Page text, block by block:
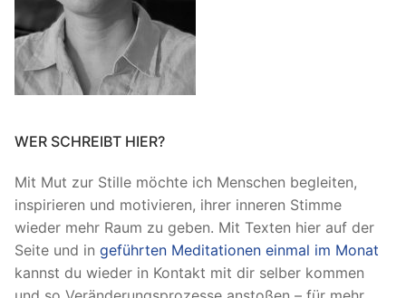
WER SCHREIBT HIER?
Mit Mut zur Stille möchte ich Menschen begleiten,
inspirieren und motivieren, ihrer inneren Stimme
wieder mehr Raum zu geben. Mit Texten hier auf der
Seite und in geführten Meditationen einmal im Monat
kannst du wieder in Kontakt mit dir selber kommen